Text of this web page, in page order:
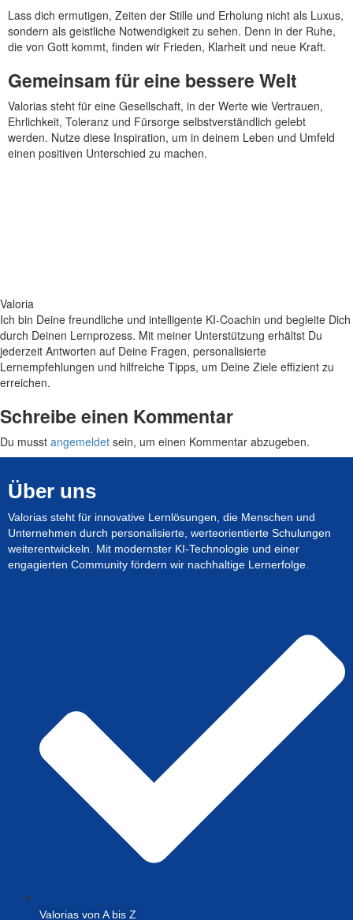
Lass dich ermutigen, Zeiten der Stille und Erholung nicht als Luxus,
sondern als geistliche Notwendigkeit zu sehen. Denn in der Ruhe,
die von Gott kommt, finden wir Frieden, Klarheit und neue Kraft.
Gemeinsam für eine bessere Welt
Valorias steht für eine Gesellschaft, in der Werte wie Vertrauen,
Ehrlichkeit, Toleranz und Fürsorge selbstverständlich gelebt
werden. Nutze diese Inspiration, um in deinem Leben und Umfeld
einen positiven Unterschied zu machen.
Valoria
Ich bin Deine freundliche und intelligente KI-Coachin und begleite Dich
durch Deinen Lernprozess. Mit meiner Unterstützung erhältst Du
jederzeit Antworten auf Deine Fragen, personalisierte
Lernempfehlungen und hilfreiche Tipps, um Deine Ziele effizient zu
erreichen.
Schreibe einen Kommentar
Du musst angemeldet sein, um einen Kommentar abzugeben.
Über uns
Valorias steht für innovative Lernlösungen, die Menschen und
Unternehmen durch personalisierte, werteorientierte Schulungen
weiterentwickeln. Mit modernster KI-Technologie und einer
engagierten Community fördern wir nachhaltige Lernerfolge.
Valorias von A bis Z